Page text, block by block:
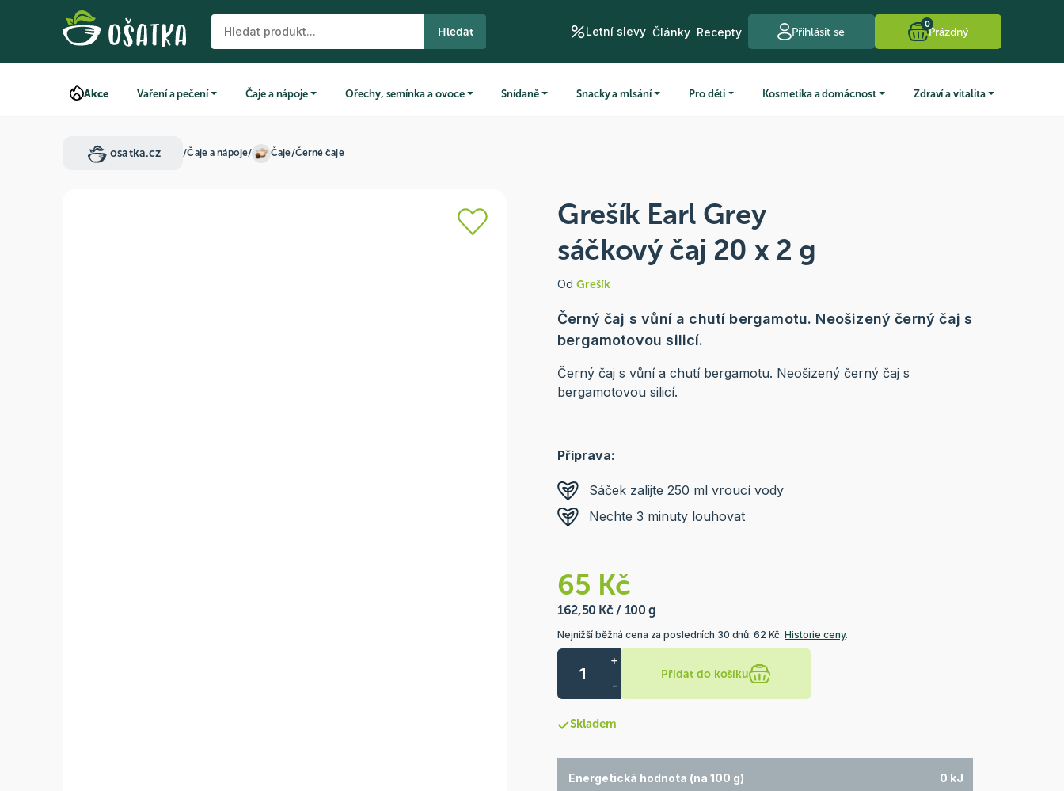
Hledat Letní slevy Články Recepty Přihlásit se
0
Prázdný
Akce Vaření a pečení Čaje a nápoje Ořechy, semínka a ovoce Snídaně Snacky a mlsání Pro děti Kosmetika a domácnost Zdraví a vitalita
osatka.cz /Čaje a nápoje/ Čaje/Černé čaje
Grešík Earl Grey
sáčkový čaj 20 x 2 g
Od Grešík
Černý čaj s vůní a chutí bergamotu. Neošizený černý čaj s
bergamotovou silicí.
Černý čaj s vůní a chutí bergamotu. Neošizený černý čaj s
bergamotovou silicí.
Příprava:
Sáček zalijte 250 ml vroucí vody
Nechte 3 minuty louhovat
65 Kč
162,50 Kč / 100 g
Nejnižší běžná cena za posledních 30 dnů: 62 Kč.Historie ceny.
+
-
Přidat do košíku
Skladem
Energetická hodnota (na 100 g) 0 kJ